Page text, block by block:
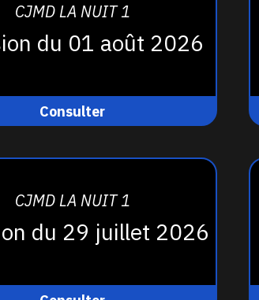
CJMD LA NUIT 1
du 01 août 2026
Consulter
CJMD LA NUIT 1
du 29 juillet 2026